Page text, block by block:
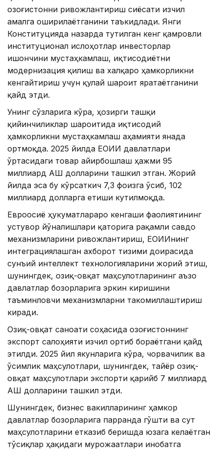
Қозоғистонни ривожлантириш сиёсати изчил
амалга оширилаётганини таъкидлади. Янги
Конституцияда назарда тутилган кенг қамровли
институционал ислоҳотлар инвесторлар
ишончини мустаҳкамлаш, иқтисодиётни
модернизация қилиш ва халқаро ҳамкорликни
кенгайтириш учун қулай шароит яратаётганини
қайд этди.
Унинг сўзларига кўра, ҳозирги ташқи
қийинчиликлар шароитида иқтисодий
ҳамкорликни мустаҳкамлаш аҳамияти янада
ортмоқда. 2025 йилда ЕОИИ давлатлари
ўртасидаги товар айирбошлаш ҳажми 95
миллиард АҚШ долларини ташкил этган. Жорий
йилда эса бу кўрсаткич 7,3 фоизга ўсиб, 102
миллиард долларга етиши кутилмоқда.
Евроосиё ҳукуматлараро кенгаши фаолиятининг
устувор йўналишлари қаторига рақамли савдо
механизмларини ривожлантириш, ЕОИИнинг
интеграциялашган ахборот тизими доирасида
сунъий интеллект технологияларини жорий этиш,
шунингдек, озиқ-овқат маҳсулотларининг аъзо
давлатлар бозорларига эркин киришини
таъминловчи механизмларни такомиллаштириш
киради.
Озиқ-овқат саноати соҳасида Қозоғистоннинг
экспорт салоҳияти изчил ортиб бораётгани қайд
этилди. 2025 йил якунларига кўра, чорвачилик ва
ўсимлик маҳсулотлари, шунингдек, тайёр озиқ-
овқат маҳсулотлари экспорти қарийб 7 миллиард
АҚШ долларини ташкил этди.
Шунингдек, бизнес вакилларининг ҳамкор
давлатлар бозорларига парранда гўшти ва сут
маҳсулотларини етказиб беришда юзага келаётган
тўсиқлар ҳақидаги мурожаатлари инобатга